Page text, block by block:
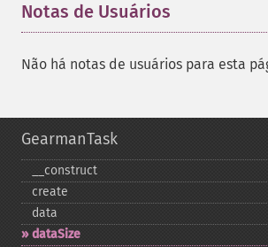
Notas de Usuários
Não há notas de usuários para esta
GearmanTask
_​_​construct
create
data
dataSize